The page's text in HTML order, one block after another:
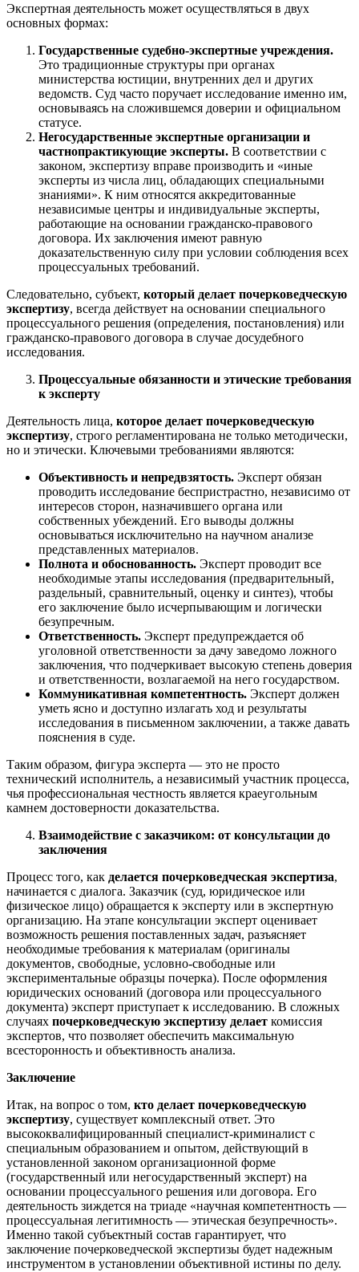
Экспертная деятельность может осуществляться в двух
основных формах:
Государственные судебно-экспертные учреждения.
Это традиционные структуры при органах
министерства юстиции, внутренних дел и других
ведомств. Суд часто поручает исследование именно им,
основываясь на сложившемся доверии и официальном
статусе.
Негосударственные экспертные организации и
частнопрактикующие эксперты. В соответствии с
законом, экспертизу вправе производить и «иные
эксперты из числа лиц, обладающих специальными
знаниями». К ним относятся аккредитованные
независимые центры и индивидуальные эксперты,
работающие на основании гражданско-правового
договора. Их заключения имеют равную
доказательственную силу при условии соблюдения всех
процессуальных требований.
Следовательно, субъект, который делает почерковедческую
экспертизу, всегда действует на основании специального
процессуального решения (определения, постановления) или
гражданско-правового договора в случае досудебного
исследования.
Процессуальные обязанности и этические требования
к эксперту
Деятельность лица, которое делает почерковедческую
экспертизу, строго регламентирована не только методически,
но и этически. Ключевыми требованиями являются:
Объективность и непредвзятость. Эксперт обязан
проводить исследование беспристрастно, независимо от
интересов сторон, назначившего органа или
собственных убеждений. Его выводы должны
основываться исключительно на научном анализе
представленных материалов.
Полнота и обоснованность. Эксперт проводит все
необходимые этапы исследования (предварительный,
раздельный, сравнительный, оценку и синтез), чтобы
его заключение было исчерпывающим и логически
безупречным.
Ответственность. Эксперт предупреждается об
уголовной ответственности за дачу заведомо ложного
заключения, что подчеркивает высокую степень доверия
и ответственности, возлагаемой на него государством.
Коммуникативная компетентность. Эксперт должен
уметь ясно и доступно излагать ход и результаты
исследования в письменном заключении, а также давать
пояснения в суде.
Таким образом, фигура эксперта — это не просто
технический исполнитель, а независимый участник процесса,
чья профессиональная честность является краеугольным
камнем достоверности доказательства.
Взаимодействие с заказчиком: от консультации до
заключения
Процесс того, как делается почерковедческая экспертиза,
начинается с диалога. Заказчик (суд, юридическое или
физическое лицо) обращается к эксперту или в экспертную
организацию. На этапе консультации эксперт оценивает
возможность решения поставленных задач, разъясняет
необходимые требования к материалам (оригиналы
документов, свободные, условно-свободные или
экспериментальные образцы почерка). После оформления
юридических оснований (договора или процессуального
документа) эксперт приступает к исследованию. В сложных
случаях почерковедческую экспертизу делает комиссия
экспертов, что позволяет обеспечить максимальную
всесторонность и объективность анализа.
Заключение
Итак, на вопрос о том, кто делает почерковедческую
экспертизу, существует комплексный ответ. Это
высококвалифицированный специалист-криминалист с
специальным образованием и опытом, действующий в
установленной законом организационной форме
(государственный или негосударственный эксперт) на
основании процессуального решения или договора. Его
деятельность зиждется на триаде «научная компетентность —
процессуальная легитимность — этическая безупречность».
Именно такой субъектный состав гарантирует, что
заключение почерковедческой экспертизы будет надежным
инструментом в установлении объективной истины по делу.